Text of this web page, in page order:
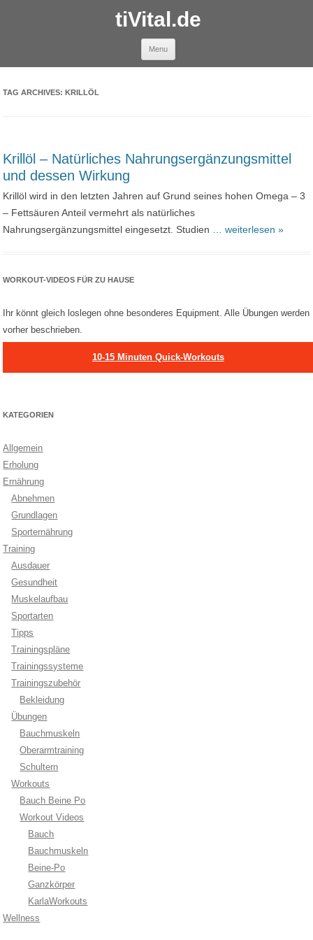
tiVital.de
Menu
TAG ARCHIVES:KRILLÖL
Krillöl – Natürliches Nahrungsergänzungsmittel
und dessen Wirkung
Krillöl wird in den letzten Jahren auf Grund seines hohen Omega – 3
– Fettsäuren Anteil vermehrt als natürliches
Nahrungsergänzungsmittel eingesetzt. Studien
… weiterlesen »
WORKOUT-VIDEOS FÜR ZU HAUSE
Ihr könnt gleich loslegen ohne besonderes Equipment. Alle Übungen werden
vorher beschrieben.
10-15 Minuten Quick-Workouts
KATEGORIEN
Allgemein
Erholung
Ernährung
Abnehmen
Grundlagen
Sporternährung
Training
Ausdauer
Gesundheit
Muskelaufbau
Sportarten
Tipps
Trainingspläne
Trainingssysteme
Trainingszubehör
Bekleidung
Übungen
Bauchmuskeln
Oberarmtraining
Schultern
Workouts
Bauch Beine Po
Workout Videos
Bauch
Bauchmuskeln
Beine-Po
Ganzkörper
KarlaWorkouts
Wellness